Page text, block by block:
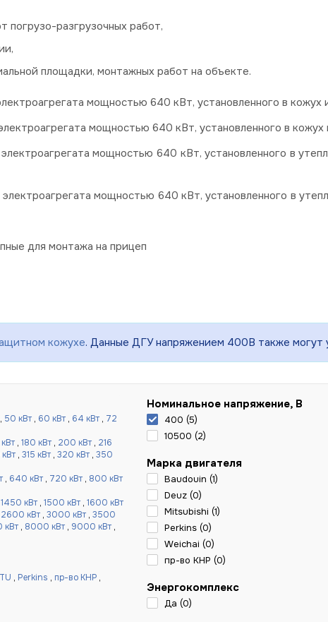
погрузо-разгрузочных работ,
площадки, монтажных работ на объекте.
мощностью 640 кВт, установленного в кожух
мощностью 640 кВт, установленного в кожух
мощностью 640 кВт, установленного в
мощностью 640 кВт, установленного в
для монтажа на прицеп
кожухе. Данные ДГУ напряжением 400В также могут
, 50 кВт , 60 кВт , 64 кВт , 72
, 180 кВт , 200 кВт , 216
, 315 кВт , 320 кВт , 350
, 640 кВт , 720 кВт , 800 кВт
1450 кВт , 1500 кВт , 1600 кВт
2600 кВт , 3000 кВт , 3500
кВт , 8000 кВт , 9000 кВт ,
, Perkins , пр-во КНР ,
Номинальное напряжение, В
400 (5)
10500 (2)
Марка двигателя
Baudouin (1)
Deuz (0)
Mitsubishi (1)
Perkins (0)
Weichai (0)
пр-во КНР (0)
Энергокомплекс
Да (0)